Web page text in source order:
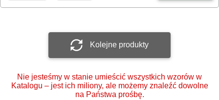
Kolejne produkty
Nie jesteśmy w stanie umieścić wszystkich wzorów w
Katalogu – jest ich miliony, ale możemy znaleźć dowolne
na Państwa prośbę.